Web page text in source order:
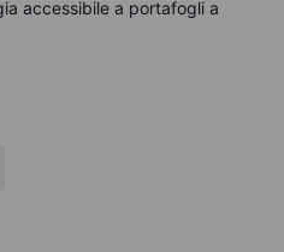
accessibile a portafogli a